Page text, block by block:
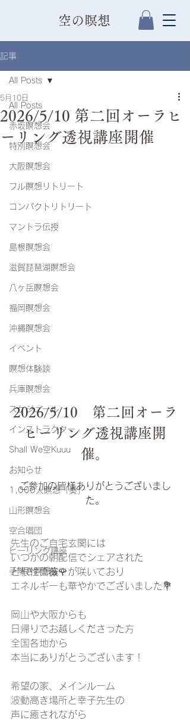
​空の瞑想
記事
All Posts
赤坂瞑想会
特別瞑想会
大阪瞑想会
フル瞑想リトリート
コンパクトリトリート
マントラ伝授
島根瞑想会
滋賀琵琶湖瞑想会
八ヶ岳瞑想会
福岡瞑想会
沖縄瞑想会
イベント
瞑想体験談
兵庫瞑想会
スケジュール
インストラクター
Shall We空Kuuu
お知らせ
1,000人瞑想「奏」
山形瞑想会
空合唱団
ヒーリング講座
手解き瞑想会
All Posts
2026/5/10 第二回オーラヒ
ーリング透視講座開催
5月10日
2026/5/10　第二回オーラ
ヒーリング透視講座開
催。
ご参加の皆様ありがとうございまし
た。
先生のご自宅玄関には
いつかの朝配信でシェアされた
ど根性薔薇🌹が咲いており
エネルギーも華やかでございました💐
岡山や大阪からも
日帰りでお越しくださった方
全国各地から
本当にありがとうございます！
希望の家、メインルーム
波動高き場所と幸子先生の
声に癒されながら